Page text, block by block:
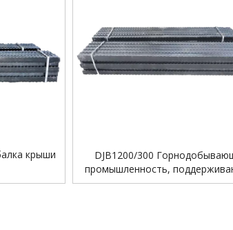
крыши
DJB1200/300
промышленность,
стальную крышу